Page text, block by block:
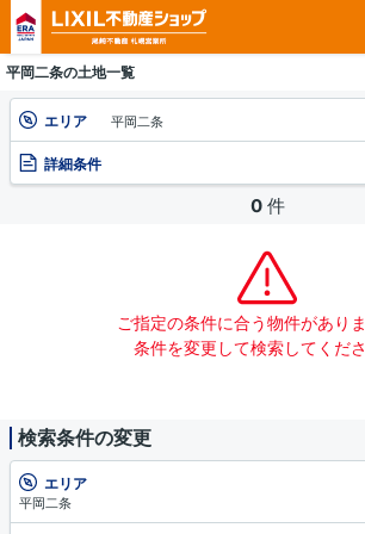
平岡二条の土地一覧
エリア 平岡二条
詳細条件
0 件
ご指定の条件に合う物件がありま
条件を変更して検索してくださ
検索条件の変更
エリア
平岡二条